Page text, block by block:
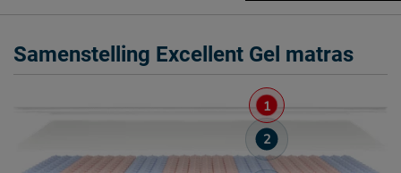
Samenstelling Excellent Gel matras